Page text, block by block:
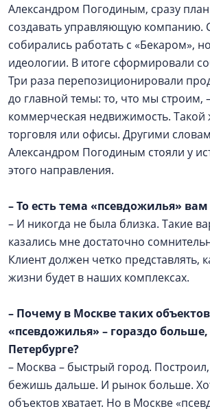
Александром Погодиным, сразу
создавать управляющую компанию.
собирались работать с «Бекаром»,
идеологии. В итоге сформировали
Три раза перепозиционировали
до главной темы: то, что мы строим,
коммерческая недвижимость. Такой
торговля или офисы. Другими
Александром Погодиным стояли у
этого направления.
–То есть тема «псевдожилья»
– И никогда не была близка. Такие
казались мне достаточно
Клиент должен четко представлять,
жизни будет в наших комплексах.
– Почему в Москве таких
«псевдожилья» – гораздо
Петербурге?
– Москва – быстрый город.
бежишь дальше. И рынок больше.
объектов хватает. Но в Москве